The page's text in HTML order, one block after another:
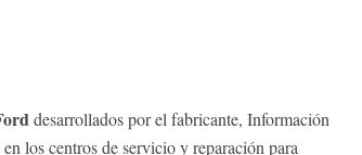
desarrollados por el fabricante, Información
los centros de servicio y reparación para